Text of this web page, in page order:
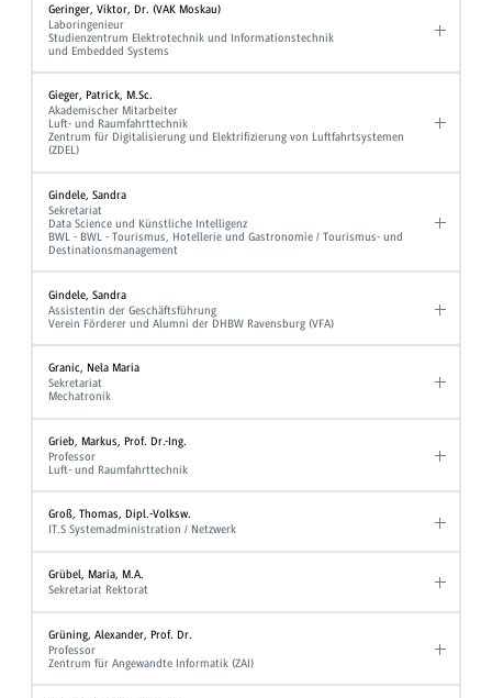
Geringer, Viktor, Dr. (VAK Moskau)
Laboringenieur
Studienzentrum Elektrotechnik und Informationstechnik
und Embedded Systems
Gieger, Patrick, M.Sc.
Akademischer Mitarbeiter
Luft- und Raumfahrttechnik
Zentrum für Digitalisierung und Elektrifizierung von Luftfahrtsystemen
(ZDEL)
Gindele, Sandra
Sekretariat
Data Science und Künstliche Intelligenz
BWL - BWL - Tourismus, Hotellerie und Gastronomie / Tourismus- und
Destinationsmanagement
Gindele, Sandra
Assistentin der Geschäftsführung
Verein Förderer und Alumni der DHBW Ravensburg (VFA)
Granic, Nela Maria
Sekretariat
Mechatronik
Grieb, Markus, Prof. Dr.-Ing.
Professor
Luft- und Raumfahrttechnik
Groß, Thomas, Dipl.-Volksw.
IT.S Systemadministration / Netzwerk
Grübel, Maria, M.A.
Sekretariat Rektorat
Grüning, Alexander, Prof. Dr.
Professor
Zentrum für Angewandte Informatik (ZAI)